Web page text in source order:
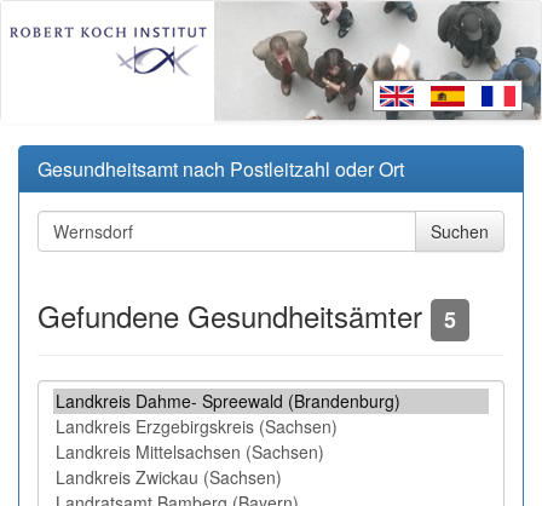
Gesundheitsamt nach Postleitzahl oder Ort
Gefundene Gesundheitsämter 5